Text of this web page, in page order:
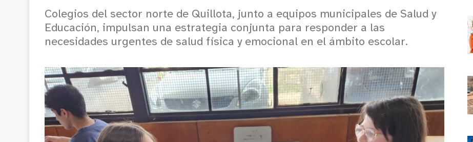
Colegios del sector norte de Quillota, junto a equipos municipales de Salud y
Educación, impulsan una estrategia conjunta para responder a las
necesidades urgentes de salud física y emocional en el ámbito escolar.